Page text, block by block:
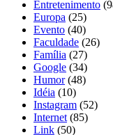
Entretenimento
Europa (25)
Evento (40)
Faculdade (26)
Família (27)
Google (34)
Humor(48)
Idéia (10)
Instagram (52)
Internet (85)
Link (50)